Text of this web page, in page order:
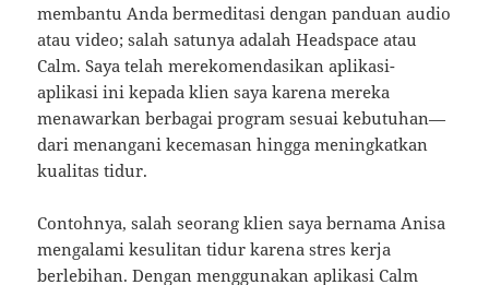
membantu Anda bermeditasi dengan panduan audio
atau video; salah satunya adalah Headspace atau
Calm. Saya telah merekomendasikan aplikasi-
aplikasi ini kepada klien saya karena mereka
menawarkan berbagai program sesuai kebutuhan—
dari menangani kecemasan hingga meningkatkan
kualitas tidur.
Contohnya, salah seorang klien saya bernama Anisa
mengalami kesulitan tidur karena stres kerja
berlebihan. Dengan menggunakan aplikasi Calm